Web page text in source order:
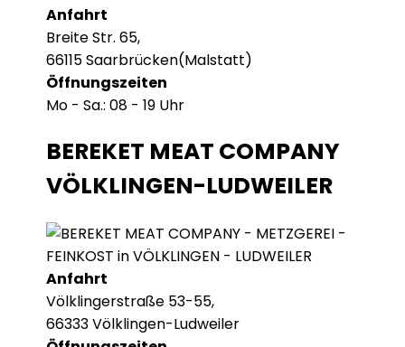
Anfahrt
Breite Str. 65,
66115 Saarbrücken(Malstatt)
Öffnungszeiten
Mo - Sa.: 08 - 19 Uhr
BEREKET MEAT COMPANY
VÖLKLINGEN-LUDWEILER
Anfahrt
Völklingerstraße 53-55,
66333 Völklingen-Ludweiler